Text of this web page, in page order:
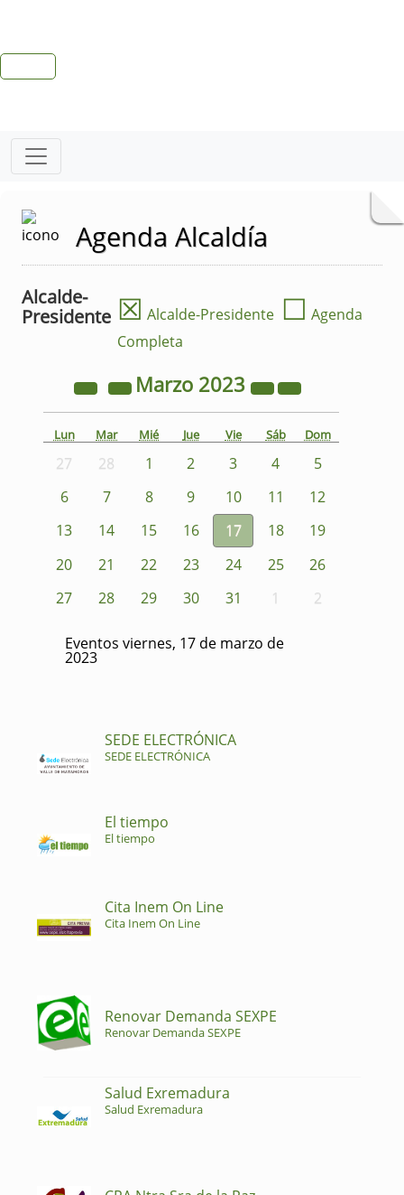
Agenda Alcaldía
Alcalde-
Presidente ☒ Alcalde-Presidente ☐ Agenda
Completa
Marzo 2023
Lun Mar Mié Jue Vie Sáb Dom
27 28 1 2 3 4
5
6
7 8 9 10 11
12
13
14 15 16 17 18
19
20
21 22 23 24 25
26
27
28 29 30 31 1 2
Eventos viernes, 17 de marzo de
2023
SEDE ELECTRÓNICA
SEDE ELECTRÓNICA
El tiempo
El tiempo
Cita Inem On Line
Cita Inem On Line
Renovar Demanda SEXPE
Renovar Demanda SEXPE
Salud Exremadura
Salud Exremadura